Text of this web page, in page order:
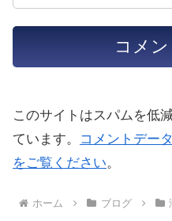
このサイトはスパムを低
ています。
コメントデー
をご覧ください。
ホーム ブログ